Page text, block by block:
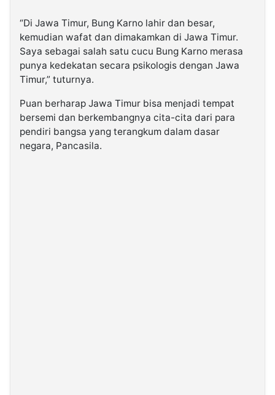
“Di Jawa Timur, Bung Karno lahir dan besar,
kemudian wafat dan dimakamkan di Jawa Timur.
Saya sebagai salah satu cucu Bung Karno merasa
punya kedekatan secara psikologis dengan Jawa
Timur,” tuturnya.
Puan berharap Jawa Timur bisa menjadi tempat
bersemi dan berkembangnya cita-cita dari para
pendiri bangsa yang terangkum dalam dasar
negara, Pancasila.